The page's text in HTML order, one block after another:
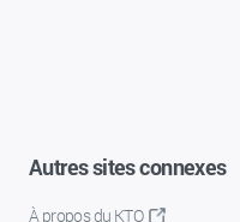
Autres sites connexes
À propos du KTO